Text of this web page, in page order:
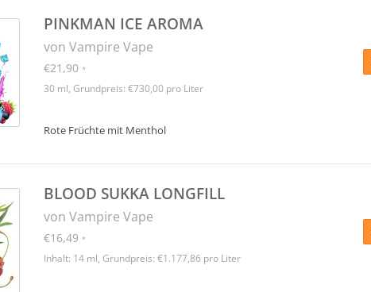
PINKMAN ICE AROMA
von Vampire Vape
€21,90 *
30 ml, Grundpreis: €730,00 pro Liter
Rote Früchte mit Menthol
BLOOD SUKKA LONGFILL
von Vampire Vape
€16,49 *
Inhalt: 14 ml, Grundpreis: €1.177,86 pro Liter